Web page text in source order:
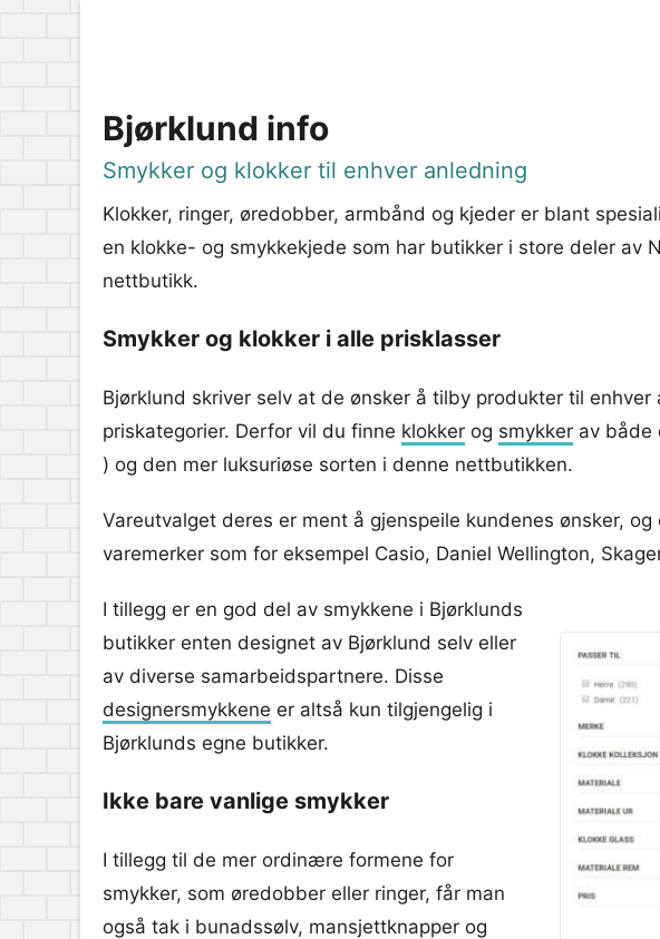
Bjørklund info
Smykker og klokker til enhver anledning
Klokker, ringer, øredobber, armbånd og kjeder er blant
en klokke- og smykkekjede som har butikker i store deler av
nettbutikk.
Smykker og klokker i alle prisklasser
Bjørklund skriver selv at de ønsker å tilby produkter til
priskategorier. Derfor vil du finne klokker og smykker av både
) og den mer luksuriøse sorten i denne nettbutikken.
Vareutvalget deres er ment å gjenspeile kundenes ønsker,
varemerker som for eksempel Casio, Daniel Wellington,
I tillegg er en god del av smykkene i Bjørklunds
butikker enten designet av Bjørklund selv eller
av diverse samarbeidspartnere. Disse
designersmykkene er altså kun tilgjengelig i
Bjørklunds egne butikker.
Ikke bare vanlige smykker
I tillegg til de mer ordinære formene for
smykker, som øredobber eller ringer, får man
også tak i bunadssølv, mansjettknapper og